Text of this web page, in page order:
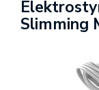
Slimming